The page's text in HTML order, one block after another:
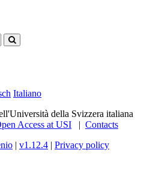
Italiano
della Svizzera italiana
Access at USI | Contacts
| v1.12.4 | Privacy policy